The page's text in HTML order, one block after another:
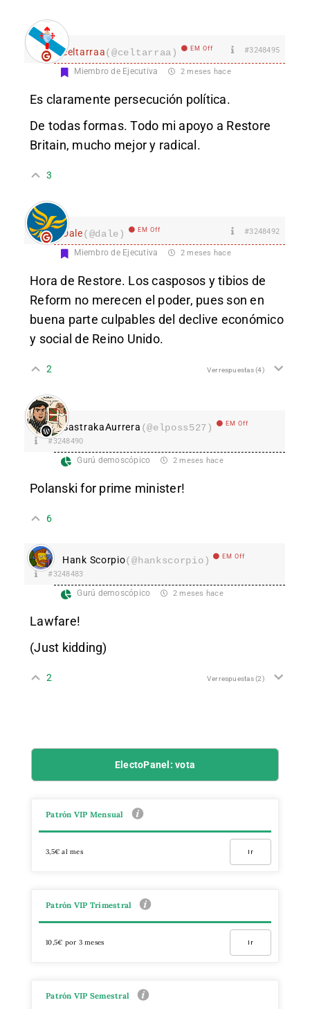
celtarraa(@celtarraa) EM Off #3248495
Miembro de Ejecutiva 2 meses hace
Es claramente persecución política.
De todas formas. Todo mi apoyo a Restore
Britain, mucho mejor y radical.
3
Dale(@dale) EM Off #3248492
Miembro de Ejecutiva 2 meses hace
Hora de Restore. Los casposos y tibios de
Reform no merecen el poder, pues son en
buena parte culpables del declive económico
y social de Reino Unido.
2 Ver respuestas(4)
SastrakaAurrera (@elposs527) EM Off
#3248490
Gurú demoscópico 2 meses hace
Polanski for prime minister!
6
Hank Scorpio(@hankscorpio) EM Off
#3248483
Gurú demoscópico 2 meses hace
Lawfare!
(Just kidding)
2 Ver respuestas(2)
ElectoPanel: vota
Patrón VIP Mensual
3,5€ al mes Ir
Patrón VIP Trimestral
10,5€ por 3 meses Ir
Patrón VIP Semestral